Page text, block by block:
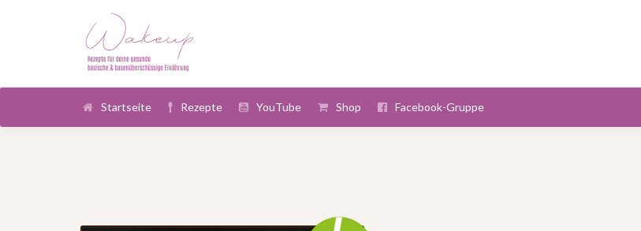
Startseite Rezepte YouTube Shop Facebook-Gruppe